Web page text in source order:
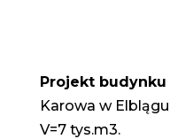
Projekt budynku
Karowa w Elblągu
V=7 tys.m3.